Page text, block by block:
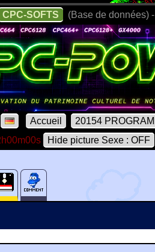
CPC-SOFTS (Base de données) -
Accueil 20154
Hide picture Sexe : OFF